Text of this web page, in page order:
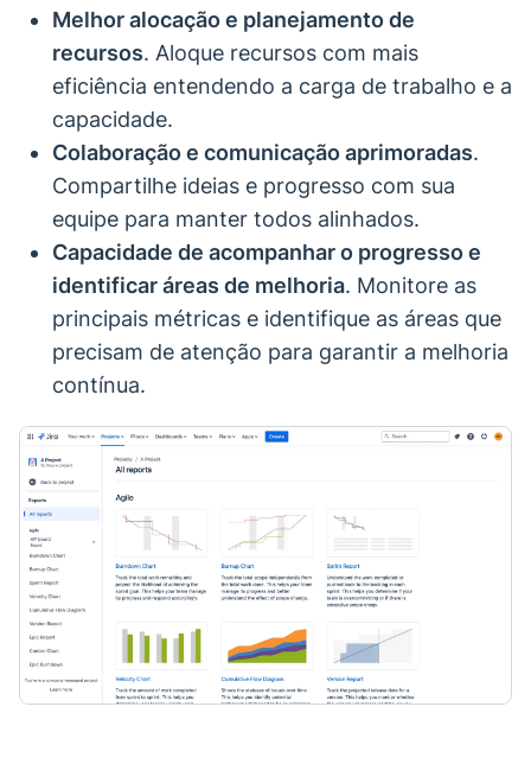
Melhor alocação e planejamento de
recursos. Aloque recursos com mais
eficiência entendendo a carga de trabalho e a
capacidade.
Colaboração e comunicação aprimoradas.
Compartilhe ideias e progresso com sua
equipe para manter todos alinhados.
Capacidade de acompanhar o progresso e
identificar áreas de melhoria. Monitore as
principais métricas e identifique as áreas que
precisam de atenção para garantir a melhoria
contínua.